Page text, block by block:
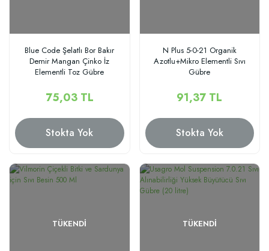
Blue Code Şelatlı Bor Bakır
Demir Mangan Çinko İz
Elementli Toz Gübre
75,03 TL
Stokta Yok
N Plus 5-0-21 Organik
Azotlu+Mikro Elementli Sıvı
Gübre
91,37 TL
Stokta Yok
TÜKENDI TÜKENDI